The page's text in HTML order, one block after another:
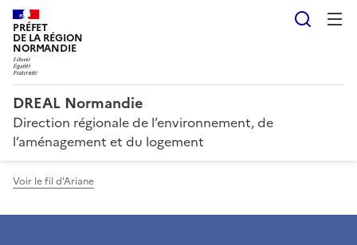
PRÉFET
DE LA RÉGION
NORMANDIE
DREAL Normandie
Direction régionale de l’environnement, de
l’aménagement et du logement
Voir le fil d'Ariane